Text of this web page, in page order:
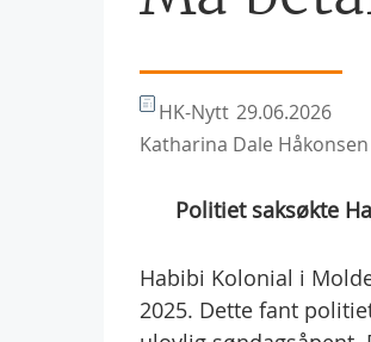
HK-Nytt 29.06.2026
Katharina Dale Håkonsen
Politiet saksøkte
Habibi Kolonial i
2025. Dette fant